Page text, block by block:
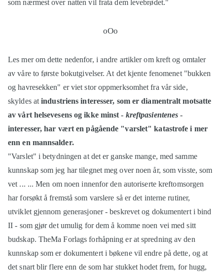
som nærmest over natten vil frata dem levebrødet."
Les mer om dette nedenfor, i andre artikler om kreft og omtaler
av våre to første bokutgivelser. At det kjente fenomenet "bukken
og havresekken" er viet stor oppmerksomhet fra vår side,
skyldes atindustriens interesser, som er diamentralt motsatte
av vårt helsevesens og ikke minst - kreftpasientenes -
interesser, har vært en pågående "varslet" katastrofe i mer
enn en mannsalder.
"Varslet" i betydningen at det er ganske mange, med samme
kunnskap som jeg har tilegnet meg over noen år, som visste, som
vet ... ... Men om noen innenfor den autoriserte kreftomsorgen
har forsøkt å fremstå som varslere så er det interne rutiner,
utviklet gjennom generasjoner - beskrevet og dokumentert i bind
II - som gjør det umulig for dem å komme noen vei med sitt
budskap. TheMa Forlags forhåpning er at spredning av den
kunnskap som er dokumentert i bøkene vil endre på dette, og at
det snart blir flere enn de som har stukket hodet frem, for hugg,